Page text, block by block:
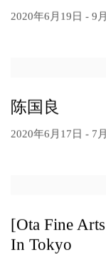
2020年6月19日 - 9
陈国良
2020年6月17日 - 7
[Ota Fine
In Tokyo